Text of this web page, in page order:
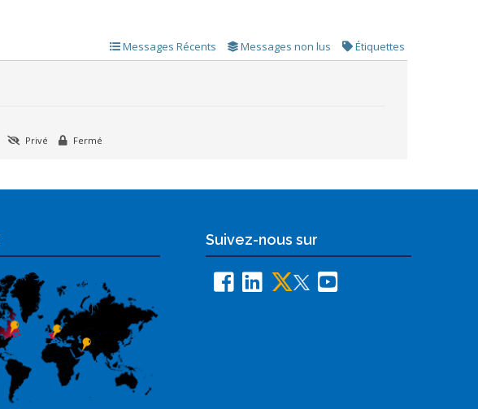
Messages Récents Messages non lus Étiquettes
Privé Fermé
Suivez-nous sur